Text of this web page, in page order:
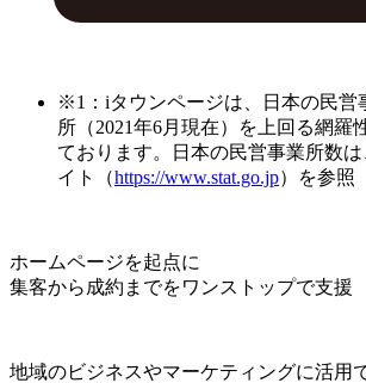
※1：iタウンページは、日本の民営
所（2021年6月現在）を上回る網羅
ております。日本の民営事業所数
イト（https://www.stat.go.jp）を参照
ホームページを起点に
集客から成約までをワンストップで支援
地域のビジネスやマーケティングに活用